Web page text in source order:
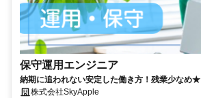
保守運用エンジニア
納期に追われない安定した働き方！残業少なめ★
株式会社SkyApple